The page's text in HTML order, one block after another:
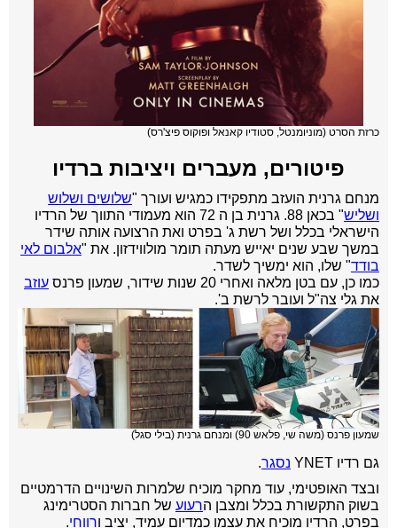
כרזת הסרט (מוניומנטל, סטודיו קאנאל ופוקוס פיצ'רס)
פיטורים, מעברים ויציבות ברדיו
מנחם גרנית הועזב מתפקידו כמגיש ועורך "שלושים ושלוש
ושליש
" בכאן 88. גרנית בן ה 72 הוא מעמודי התווך של הרדיו
הישראלי בכלל ושל רשת ג' בפרט ואת הרצועה אותה שידר
במשך שבע שנים יאייש מעתה תומר מולווידזון. את "אלבום לאי
בודד" שלו, הוא ימשיך לשדר.
כמו כן, עם בטן מלאה ואחרי 20 שנות שידור, שמעון פרנס
עוזב
את גלי צה"ל ועובר לרשת ב'.
שמעון פרנס (משה שי, פלאש 90) ומנחם גרנית (בילי סגל)
גם רדיו YNET נסגר.
ובצד האופטימי, עוד מחקר מוכיח שלמרות השינויים הדרמטיים
בשוק התקשורת בכלל ומצבן הרעוע של חברות הסטרימינג
בפרט, הרדיו מוכיח את עצמו כמדיום עמיד, יציב ורווחי.